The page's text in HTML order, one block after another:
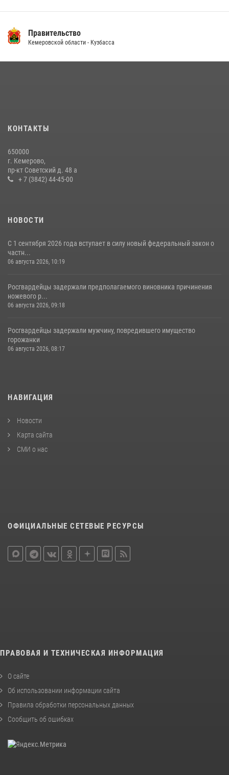
14 июля 2026, 08:52 1
20 июля 2026, 08:52
гипермаркета товары на 13 тысяч рублей (ВИДЕО)
16 июля 2026, 06:43
Правительство
Кемеровской области - Кузбасса
КОНТАКТЫ
650000
г. Кемерово,
пр-кт Советский д. 48 а
+ 7 (3842) 44-45-00
НОВОСТИ
С 1 сентября 2026 года вступает в силу новый федеральный закон о
частн...
06 августа 2026, 10:19
Росгвардейцы задержали предполагаемого виновника причинения
ножевого р...
06 августа 2026, 09:18
Росгвардейцы задержали мужчину, повредившего имущество
горожанки
06 августа 2026, 08:17
НАВИГАЦИЯ
Новости
Карта сайта
СМИ о нас
ОФИЦИАЛЬНЫЕ СЕТЕВЫЕ РЕСУРСЫ
ПРАВОВАЯ И ТЕХНИЧЕСКАЯ ИНФОРМАЦИЯ
О сайте
Об использовании информации сайта
Правила обработки персональных данных
Сообщить об ошибках